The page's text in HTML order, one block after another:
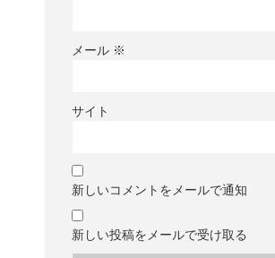
メール ※
サイト
新しいコメントをメールで通知
新しい投稿をメールで受け取る